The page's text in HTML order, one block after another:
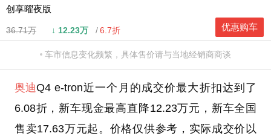
创享曜夜版
36.71万 ↓ 12.23万 6.7折 优惠购车
车市信息变化频繁，具体售价请与当地经销商商谈
奥迪Q4 e-tron近一个月的成交价最大折扣达到了
6.08折，新车现金最高直降12.23万元，新车全国
售卖17.63万元起。价格仅供参考，实际成交价以